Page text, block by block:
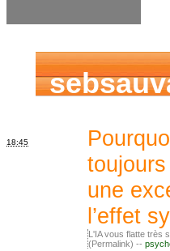
18:45
une
l’effet
L'IA vous flatte très
(Permalink) --